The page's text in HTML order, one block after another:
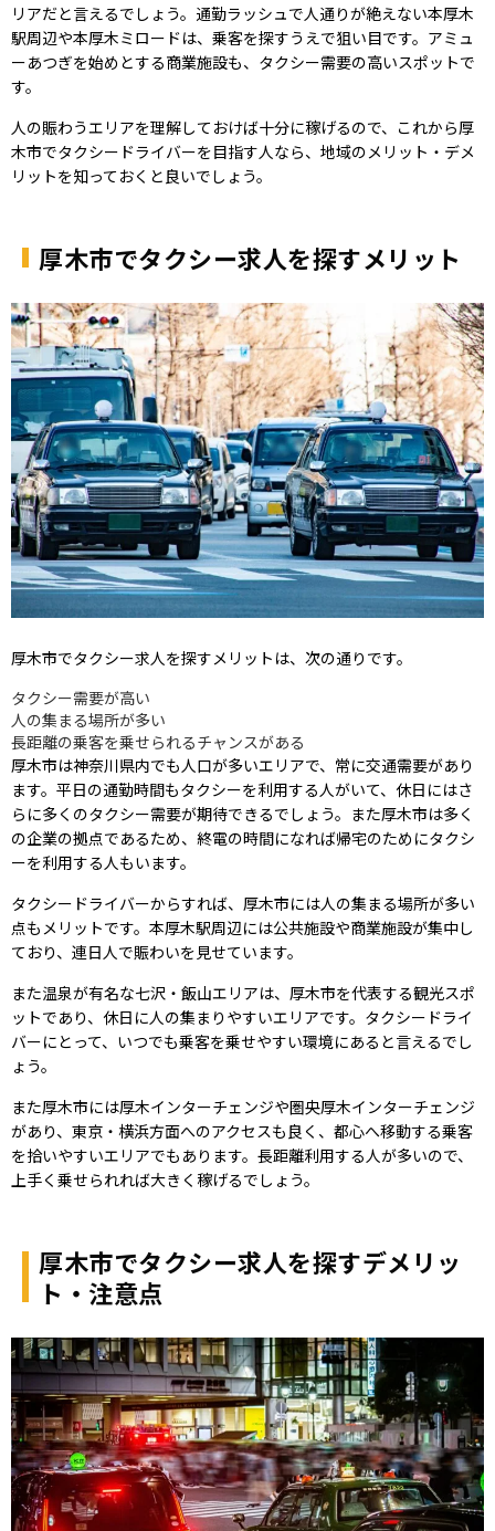
リアだと言えるでしょう。通勤ラッシュで人通りが絶えない本厚木
駅周辺や本厚木ミロードは、乗客を探すうえで狙い目です。アミュ
ーあつぎを始めとする商業施設も、タクシー需要の高いスポットで
す。
人の賑わうエリアを理解しておけば十分に稼げるので、これから厚
木市でタクシードライバーを目指す人なら、地域のメリット・デメ
リットを知っておくと良いでしょう。
厚木市でタクシー求人を探すメリット
厚木市でタクシー求人を探すメリットは、次の通りです。
タクシー需要が高い
人の集まる場所が多い
長距離の乗客を乗せられるチャンスがある
厚木市は神奈川県内でも人口が多いエリアで、常に交通需要があり
ます。平日の通勤時間もタクシーを利用する人がいて、休日にはさ
らに多くのタクシー需要が期待できるでしょう。また厚木市は多く
の企業の拠点であるため、終電の時間になれば帰宅のためにタクシ
ーを利用する人もいます。
タクシードライバーからすれば、厚木市には人の集まる場所が多い
点もメリットです。本厚木駅周辺には公共施設や商業施設が集中し
ており、連日人で賑わいを見せています。
また温泉が有名な七沢・飯山エリアは、厚木市を代表する観光スポ
ットであり、休日に人の集まりやすいエリアです。タクシードライ
バーにとって、いつでも乗客を乗せやすい環境にあると言えるでし
ょう。
また厚木市には厚木インターチェンジや圏央厚木インターチェンジ
があり、東京・横浜方面へのアクセスも良く、都心へ移動する乗客
を拾いやすいエリアでもあります。長距離利用する人が多いので、
上手く乗せられれば大きく稼げるでしょう。
厚木市でタクシー求人を探すデメリッ
ト・注意点